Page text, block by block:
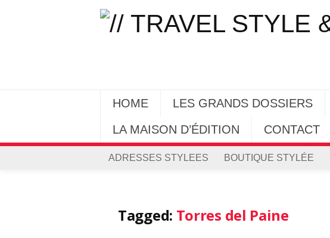
HOME LES GRANDS DOSSIERS
LA MAISON D’ÉDITION
CONTACT
ADRESSES STYLEES BOUTIQUE STYLÉE
Tagged: Torres del Paine